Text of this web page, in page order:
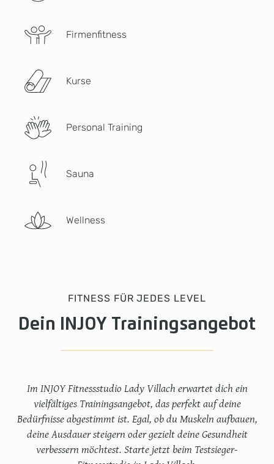
Firmenfitness
Kurse
Personal Training
Sauna
Wellness
FITNESS FÜR JEDES LEVEL
Dein INJOY Trainingsangebot
Im INJOY Fitnessstudio Lady Villach erwartet dich ein
vielfältiges Trainingsangebot, das perfekt auf deine
Bedürfnisse abgestimmt ist. Egal, ob du Muskeln aufbauen,
deine Ausdauer steigern oder gezielt deine Gesundheit
verbessern möchtest. Starte jetzt beim Testsieger-